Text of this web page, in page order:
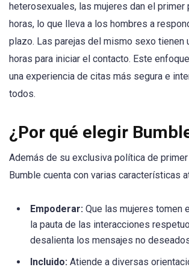
heterosexuales, las mujeres dan el primer
horas, lo que lleva a los hombres a
plazo. Las parejas del mismo sexo tienen
horas para iniciar el contacto. Este
una experiencia de citas más segura e
todos.
¿Por qué elegir
Además de su exclusiva política de primer
Bumble cuenta con varias características
Empoderar: Que las mujeres tomen
la pauta de las interacciones
desalienta los mensajes no
Incluido: Atiende a diversas